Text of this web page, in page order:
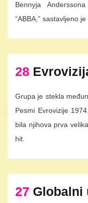
Bennyja
“ABBA,” sastavljeno
28
Grupa je stekla
Pesmi Evrovizije
bila njihova prva
hit.
27 Globalni